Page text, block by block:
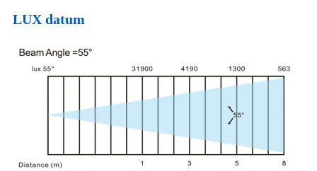
LUX datum